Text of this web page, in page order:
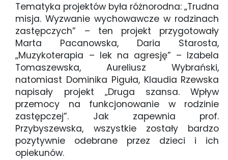
Tematyka projektów była różnorodna: „Trudna
misja. Wyzwanie wychowawcze w rodzinach
zastępczych” – ten projekt przygotowały
Marta Pacanowska, Daria Starosta,
„Muzykoterapia – lek na agresję” – Izabela
Tomaszewska, Aureliusz Wybrański,
natomiast Dominika Piguła, Klaudia Rzewska
napisały projekt „Druga szansa. Wpływ
przemocy na funkcjonowanie w rodzinie
zastępczej”. Jak zapewnia prof.
Przybyszewska, wszystkie zostały bardzo
pozytywnie odebrane przez dzieci i ich
opiekunów.